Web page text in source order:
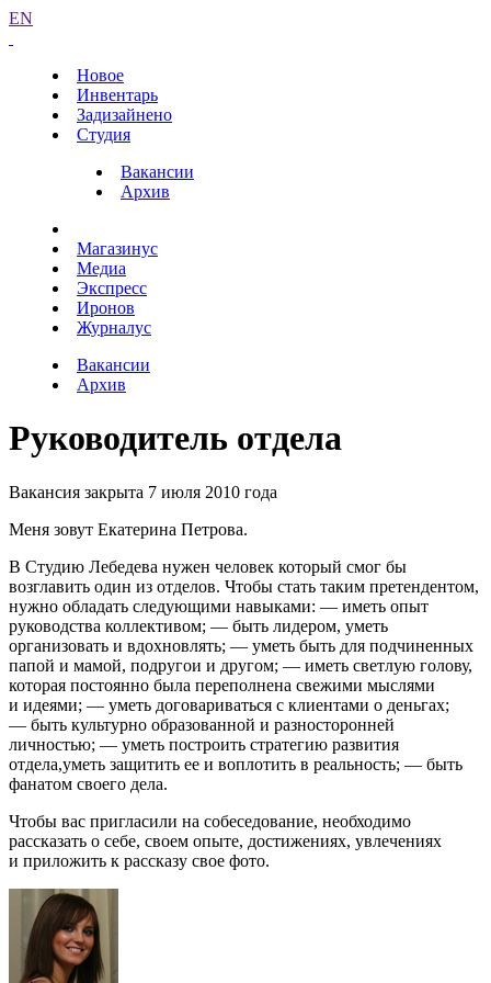
EN
Новое
Инвентарь
Задизайнено
Студия
Вакансии
Архив
Магазинус
Медиа
Экспресс
Иронов
Журналус
Вакансии
Архив
Руководитель отдела
Вакансия закрыта 7 июля 2010 года
Меня зовут Екатерина Петрова.
В Студию Лебедева нужен человек который смог бы
возглавить один из отделов. Чтобы стать таким претендентом,
нужно обладать следующими навыками: — иметь опыт
руководства коллективом; — быть лидером, уметь
организовать и вдохновлять; — уметь быть для подчиненных
папой и мамой, подругои и другом; — иметь светлую голову,
которая постоянно была переполнена свежими мыслями
и идеями; — уметь договариваться с клиентами о деньгах;
— быть культурно образованной и разносторонней
личностью; — уметь построить стратегию развития
отдела,уметь защитить ее и воплотить в реальность; — быть
фанатом своего дела.
Чтобы вас пригласили на собеседование, необходимо
рассказать о себе, своем опыте, достижениях, увлечениях
и приложить к рассказу свое фото.